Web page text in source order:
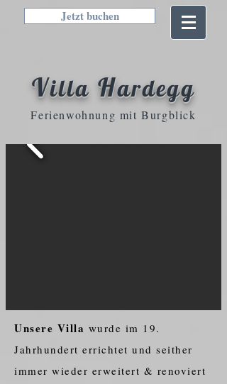
Jetzt buchen
Villa Hardegg
Ferienwohnung mit Burgblick
Unsere Villa wurde im 19.
Jahrhundert errichtet und seither
immer wieder erweitert & renoviert